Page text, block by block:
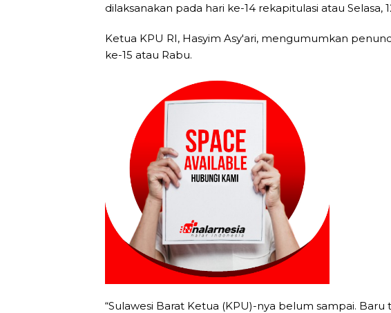
dilaksanakan pada hari ke-14 rekapitulasi atau Selasa,
Ketua KPU RI, Hasyim Asy'ari, mengumumkan
ke-15 atau Rabu.
“Sulawesi Barat Ketua (KPU)-nya belum sampai.